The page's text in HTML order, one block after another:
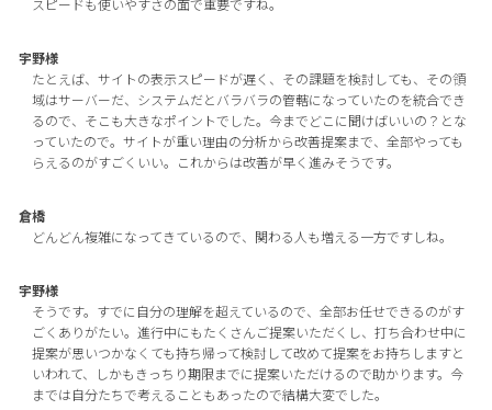
スピードも使いやすさの面で重要ですね。
宇野様
たとえば、サイトの表示スピードが遅く、その課題を検討しても、その領
域はサーバーだ、システムだとバラバラの管轄になっていたのを統合でき
るので、そこも大きなポイントでした。今までどこに聞けばいいの？とな
っていたので。サイトが重い理由の分析から改善提案まで、全部やっても
らえるのがすごくいい。これからは改善が早く進みそうです。
倉橋
どんどん複雑になってきているので、関わる人も増える一方ですしね。
宇野様
そうです。すでに自分の理解を超えているので、全部お任せできるのがす
ごくありがたい。進行中にもたくさんご提案いただくし、打ち合わせ中に
提案が思いつかなくても持ち帰って検討して改めて提案をお持ちしますと
いわれて、しかもきっちり期限までに提案いただけるので助かります。今
までは自分たちで考えることもあったので結構大変でした。